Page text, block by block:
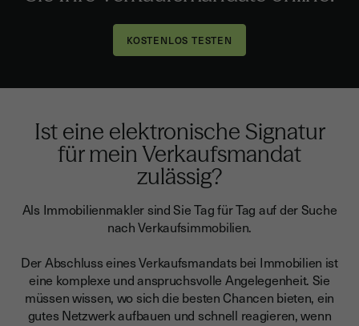
Ist eine elektronische Signatur
für mein Verkaufsmandat
zulässig?
Als Immobilienmakler sind Sie Tag für Tag auf der Suche
nach Verkaufsimmobilien.
Der Abschluss eines Verkaufsmandats bei Immobilien ist
eine komplexe und anspruchsvolle Angelegenheit. Sie
müssen wissen, wo sich die besten Chancen bieten, ein
gutes Netzwerk aufbauen und schnell reagieren, wenn